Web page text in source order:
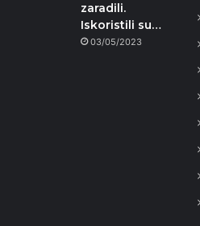
zaradili.
Iskoristili su…
03/05/2023